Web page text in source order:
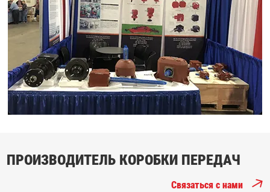
ПРОИЗВОДИТЕЛЬ КОРОБКИ ПЕРЕДАЧ
Связаться с нами